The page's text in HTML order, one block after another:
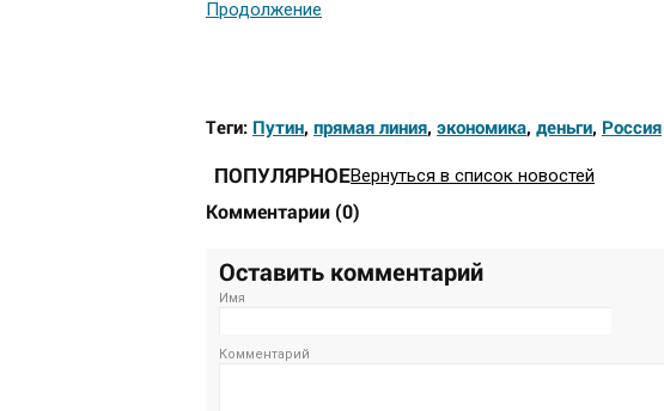
Продолжение
Теги: Путин, прямая линия, экономика, деньги, Россия
ПОПУЛЯРНОЕВернуться в список новостей
Комментарии (0)
Оставить комментарий
Имя
Комментарий